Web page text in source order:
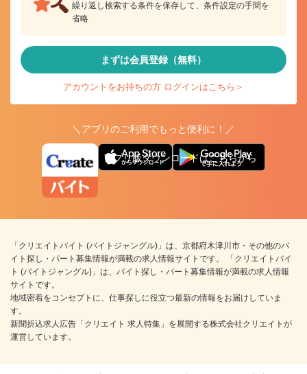
繰り返し検索する条件を保存して、条件設定の手間を
省略
まずは会員登録（無料）
アカウントをお持ちの方 ログインはこちら＞
＼アプリのご利用でもっと便利に！／
アプリ版ダウンロードはこちらから
「クリエイトバイト (バイトジャングル)」は、京都府木津川市・その他のバ
イト探し・パート募集情報が満載の求人情報サイトです。 「クリエイトバイ
ト (バイトジャングル)」は、バイト探し・パート募集情報が満載の求人情報
サイトです。
地域密着をコンセプトに、仕事探しに役立つ最新の情報をお届けしていま
す。
新聞折込求人広告「クリエイト 求人特集」を展開する株式会社クリエイトが
運営しています。